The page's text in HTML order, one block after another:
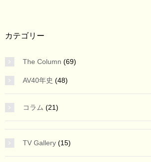
カテゴリー
The Column (69)
AV40年史 (48)
コラム (21)
TV Gallery (15)